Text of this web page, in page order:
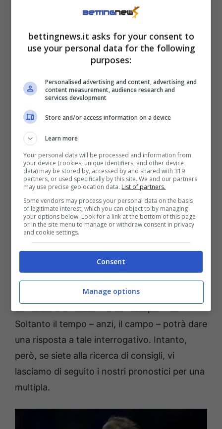
azzurro ai quarti di finale? I
nostri pronostici
Discorso diverso per LuciaBronzetti
6-2, 7-6), Daria Kasatkina (6-3, 1-6, 6-4) e
Jelena Ostapenko (1-6, 6-3, 6-4) – affronterà
la numero due al mondoCoco Gauff. La
stellina statunitense è ampiamente favorita,
come dimostra la quota stelle e strisce che
oscilla tra1.09 e 1.10. E i precedenti ci
raccontano di due vittore di Gauff in entrambi
i confronti disputatosi finora (il primo in un
torneo ITF risalente al 2019, il secondo ad
Indian Wells nel 2024).
L’azzurra è quotata tra6.60 e 7.00
riuscirà a ribaltare nuovamente i pronostici
Soltanto il tempo – anzi, il campo – potrà dare
una risposta a tale interrogativo. Intanto,
però, se siete alla ricerca di consigli, vi
lasciamo di seguito i nostri pronostici per una
multipla.
bettingnews.it asks for your consent to
use your personal data for the following
purposes:
Personalised advertising and content, advertising and
content measurement, audience research and
services development
Store and/or access information on a device
Learn more
Your personal data will be processed and information from
your device (cookies, unique identifiers, and other device
data) may be stored by, accessed by and shared with 319
partners, or used specifically by this site. We and our partners
may use precise geolocation data. List of partners.
Some vendors may process your personal data on the basis
of legitimate interest, which you can object to by managing
your options below. Look for a link at the bottom of this page
or in the site menu to manage or withdraw consent in privacy
and cookie settings.
Consent
Manage options